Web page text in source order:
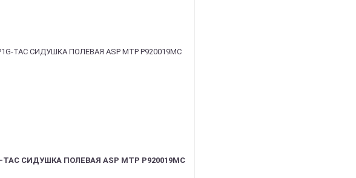
TAC СИДУШКА ПОЛЕВАЯ ASP MTP P920019MC